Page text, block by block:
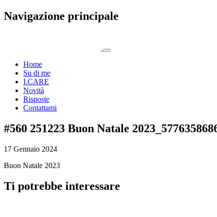
Navigazione principale
Home
Su di me
I.CARE
Novità
Risposte
Contattami
#560 251223 Buon Natale
17 Gennaio 2024
Buon Natale 2023
Ti potrebbe interessare